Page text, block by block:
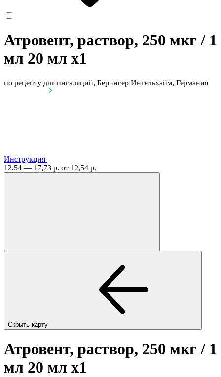
Атровент, раствор, 250 мкг / 1
мл 20 мл x1
по рецепту для ингаляций, Берингер Ингельхайм, Германия
Инструкция
12,54 — 17,73 р. от 12,54 р.
Скрыть карту
Атровент, раствор, 250 мкг / 1
мл 20 мл x1